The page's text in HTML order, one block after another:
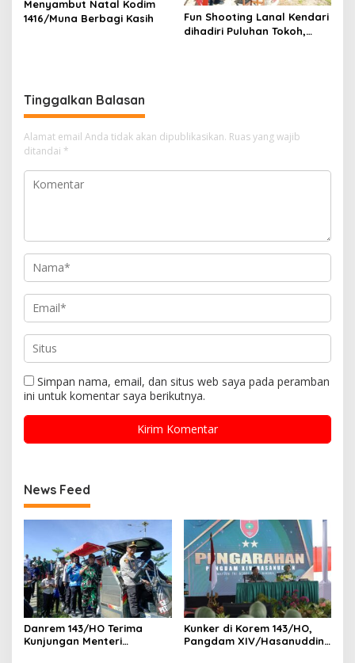
Menyambut Natal Kodim
1416/Muna Berbagi Kasih
Fun Shooting Lanal Kendari
dihadiri Puluhan Tokoh,
Tinggalkan Balasan
Alamat email Anda tidak akan dipublikasikan. Ruas yang wajib
ditandai *
Simpan nama, email, dan situs web saya pada peramban
ini untuk komentar saya berikutnya.
News Feed
Danrem 143/HO Terima
Kunjungan Menteri
Kunker di Korem 143/HO,
Pangdam XIV/Hasanuddin